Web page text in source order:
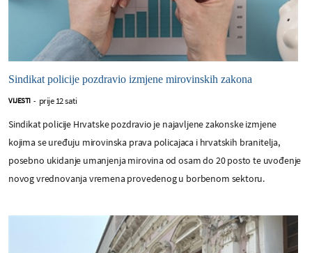
Sindikat policije pozdravio izmjene mirovinskih zakona
VIJESTI - prije 12 sati
Sindikat policije Hrvatske pozdravio je najavljene zakonske izmjene
kojima se uređuju mirovinska prava policajaca i hrvatskih branitelja,
posebno ukidanje umanjenja mirovina od osam do 20 posto te uvođenje
novog vrednovanja vremena provedenog u borbenom sektoru.